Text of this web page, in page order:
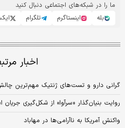
ما را در شبکه‌های اجتماعی دنبال کنید
بله
اینستاگرم تلگرام
اخبار
گرانی دارو و تست‌های ژنتیک مهم‌ترین
روایت بنیان‌گذار «سرآوا» از شکل‏‏‌گیری جریان
واکنش آمریکا به ناآرامی‌ها در مهاباد